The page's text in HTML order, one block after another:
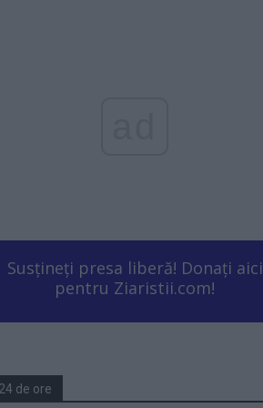
Susțineți presa liberă! Donați aici
pentru Ziaristii.com!
de ore